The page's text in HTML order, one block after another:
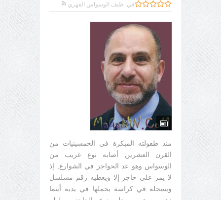
في: طيف الوسواس القهري
منذ طفولته المبكرة في الخمسينيات من
القرن العشرين أصابه نوع غريب من
الوسواس وهو عد الحواجز في الشوارع, إذ
لا يمر على حاجز إلا ويعطيه رقم مسلسل
ويسجله في كراسة يحملها في يديه أينما